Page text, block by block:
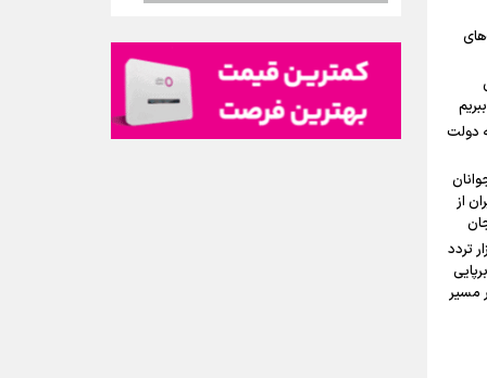
دولت
از
دو میلیون و ۱۷۰ هزار تردد
موکب در مسیر